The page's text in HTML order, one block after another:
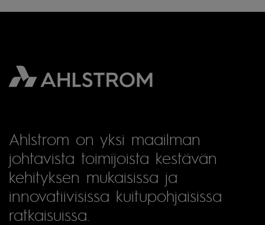
Ahlstrom on yksi maailman
johtavista toimijoista kestävän
kehityksen mukaisissa ja
innovatiivisissa kuitupohjaisissa
ratkaisuissa.